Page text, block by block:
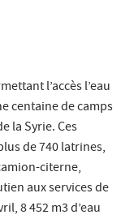
l’accès l’eau
centaine de camps
la Syrie. Ces
de 740 latrines,
citerne,
aux services de
8 452 m3 d’eau